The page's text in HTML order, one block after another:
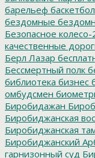
барельеф баскетбол
бездомные
Безопасное колесо-
качественные
Берл Лазар
Бессмертный полк
библиотека бизнес
омбудсмен
Биробидажан
Биробиджанская
Биробиджанская
Биробиджанский
гарнизонный суд